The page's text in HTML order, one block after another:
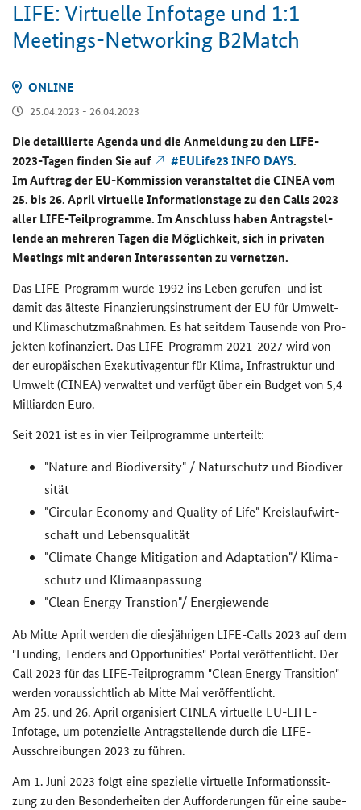
LIFE: Vir­tu­el­le In­fo­ta­ge und 1:1
Meetings-​Networking B2Match
ON­LINE
25.04.2023 - 26.04.2023
Die de­tail­lier­te Agen­da und die An­mel­dung zu den LIFE-​
2023-Tagen fin­den Sie auf
#EULife23 INFO DAYS.
Im Auf­trag der EU-​Kommission ver­an­stal­tet die CINEA vom
25. bis 26. April vir­tu­el­le In­for­ma­ti­ons­ta­ge zu denCalls2023
allerLIFE-​Teilprogramme. Im An­schluss haben An­trag­stel­
len­de an meh­re­ren Tagen die Mög­lich­keit, sich in pri­va­ten
Mee­tings mit an­de­ren In­ter­es­sen­ten zu ver­net­zen.
Das LIFE-​Programm wurde 1992 ins Leben ge­ru­fen und ist
damit das äl­tes­te Fi­nan­zie­rungs­in­stru­ment der EU für Umwelt-​
und Kli­ma­schutz­maß­nah­men. Es hat seit­dem Tau­sen­de von Pro­
jek­ten ko­fi­nan­ziert. Das LIFE-​Programm 2021-​2027 wird von
der eu­ro­päi­schen Exe­ku­tiv­agen­tur für Klima, In­fra­struk­tur und
Um­welt (CINEA) ver­wal­tet und ver­fügt über ein Bud­get von 5,4
Mil­li­ar­den Euro.
Seit 2021 ist es in vier Teil­pro­gram­me un­ter­teilt:
"Nature and Biodiversity" / Na­tur­schutz und Bio­di­ver­
si­tät
"Circular Economy and Quality of Life" Kreis­lauf­wirt­
schaft und Le­bens­qua­li­tät
"Climate Change Mitigation and Adaptation"/ Kli­ma­
schutz und Kli­ma­an­pas­sung
"Clean Energy Transtion"/ En­er­gie­wen­de
Ab Mitte April wer­den die dies­jäh­ri­gen LIFE-Calls 2023 auf dem
"Funding, Tenders and Opportunities" Por­tal ver­öf­fent­licht. Der
Call 2023 für das LIFE-​Teilprogramm "Clean Energy Transition"
wer­den vor­aus­sicht­lich ab Mitte Mai ver­öf­fent­licht.
Am 25. und 26. April or­ga­ni­siert CINEA vir­tu­el­le EU-LIFE-​
Infotage, um po­ten­zi­el­le An­trag­stel­len­de durch die LIFE-​
Ausschreibungen 2023 zu füh­ren.
Am 1. Juni 2023 folgt eine spe­zi­el­le vir­tu­el­le In­for­ma­ti­ons­sit­
zung zu den Be­son­der­hei­ten der Auf­for­de­run­gen für eine sau­be­